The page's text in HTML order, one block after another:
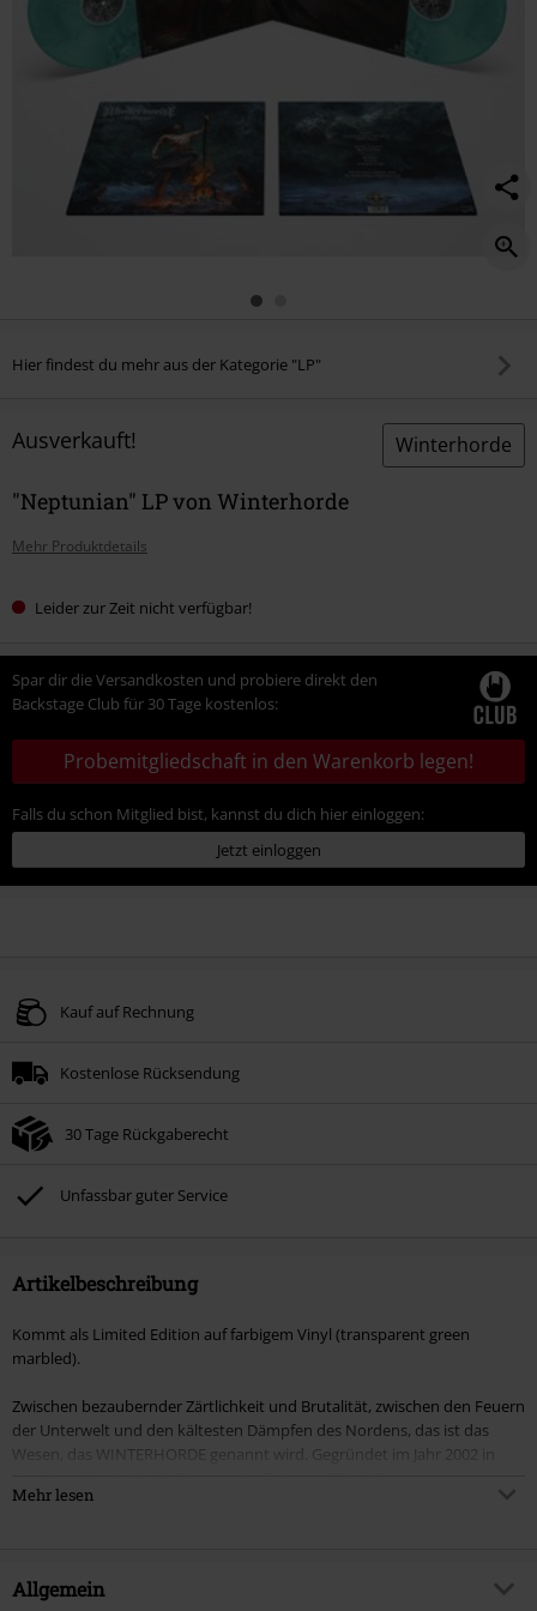
Hier findest du mehr aus der Kategorie "LP"
Ausverkauft! Winterhorde
"Neptunian" LP von Winterhorde
Mehr Produktdetails
Leider zur Zeit nicht verfügbar!
Spar dir die Versandkosten und probiere direkt den
Backstage Club für 30 Tage kostenlos:
Probemitgliedschaft in den Warenkorb legen!
Falls du schon Mitglied bist, kannst du dich hier einloggen:
Jetzt einloggen
Kauf auf Rechnung
Kostenlose Rücksendung
30 Tage Rückgaberecht
Unfassbar guter Service
Artikelbeschreibung
Kommt als Limited Edition auf farbigem Vinyl (transparent green
marbled).
Zwischen bezaubernder Zärtlichkeit und Brutalität, zwischen den Feuern
der Unterwelt und den kältesten Dämpfen des Nordens, das ist das
Wesen, das WINTERHORDE genannt wird. Gegründet im Jahr 2002 in
weiterentwickelt und versucht, mit jedem Akkord, den sie spielen und
Ding der artikulierten Extremität zu sein.
Mehr lesen
Allgemein